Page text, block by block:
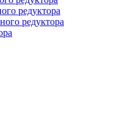
редуктора
редуктора